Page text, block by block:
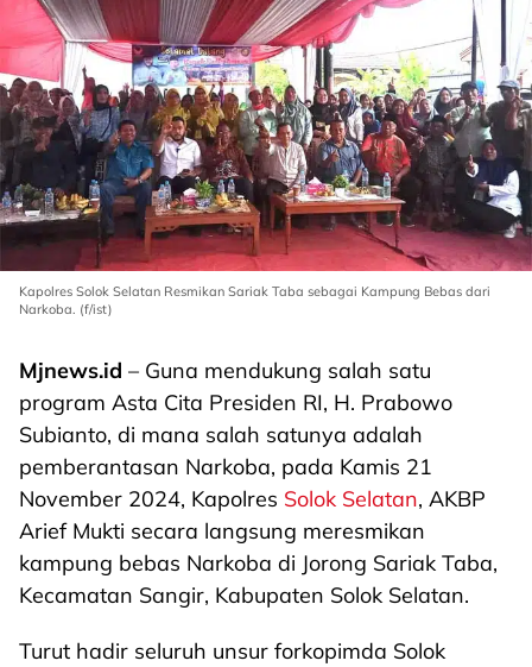
Kapolres Solok Selatan Resmikan Sariak Taba sebagai Kampung Bebas dari
Narkoba. (f/ist)
Mjnews.id – Guna mendukung salah satu
program Asta Cita Presiden RI, H. Prabowo
Subianto, di mana salah satunya adalah
pemberantasan Narkoba, pada Kamis 21
November 2024, Kapolres Solok Selatan, AKBP
Arief Mukti secara langsung meresmikan
kampung bebas Narkoba di Jorong Sariak Taba,
Kecamatan Sangir, Kabupaten Solok Selatan.
Turut hadir seluruh unsur forkopimda Solok